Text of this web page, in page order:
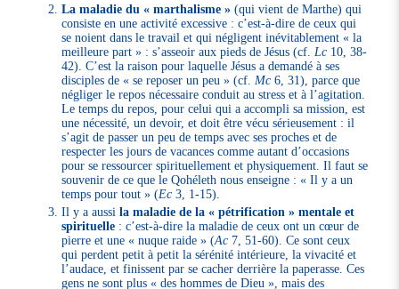
La maladie du « marthalisme » (qui vient de Marthe) qui
consiste en une activité excessive : c’est-à-dire de ceux qui
se noient dans le travail et qui négligent inévitablement « la
meilleure part » : s’asseoir aux pieds de Jésus (cf. Lc 10, 38-
42). C’est la raison pour laquelle Jésus a demandé à ses
disciples de « se reposer un peu » (cf. Mc 6, 31), parce que
négliger le repos nécessaire conduit au stress et à l’agitation.
Le temps du repos, pour celui qui a accompli sa mission, est
une nécessité, un devoir, et doit être vécu sérieusement : il
s’agit de passer un peu de temps avec ses proches et de
respecter les jours de vacances comme autant d’occasions
pour se ressourcer spirituellement et physiquement. Il faut se
souvenir de ce que le Qohéleth nous enseigne : « Il y a un
temps pour tout » (Ec 3, 1-15).
Il y a aussila maladie de la « pétrification » mentale et
spirituelle : c’est-à-dire la maladie de ceux ont un cœur de
pierre et une « nuque raide » (Ac 7, 51-60). Ce sont ceux
qui perdent petit à petit la sérénité intérieure, la vivacité et
l’audace, et finissent par se cacher derrière la paperasse. Ces
gens ne sont plus « des hommes de Dieu », mais des